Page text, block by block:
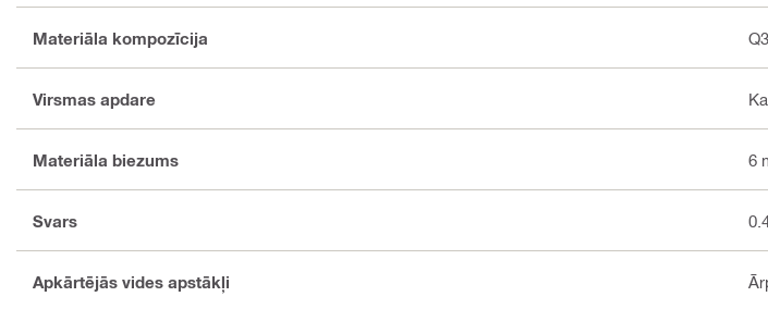
Materiāla kompozīcija
Virsmas apdare
Materiāla biezums 6
Svars
Apkārtējās vides apstākļi